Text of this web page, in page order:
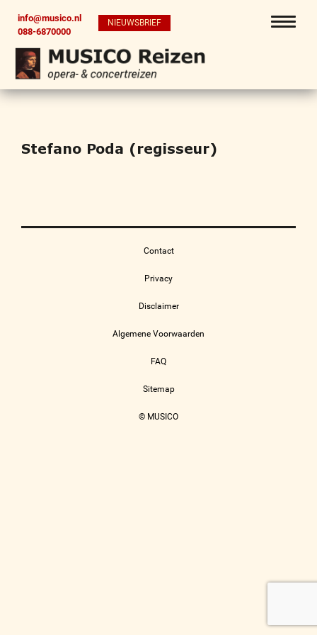
info@musico.nl
088-6870000
NIEUWSBRIEF
Stefano Poda (regisseur)
Contact
Privacy
Disclaimer
Algemene Voorwaarden
FAQ
Sitemap
© MUSICO